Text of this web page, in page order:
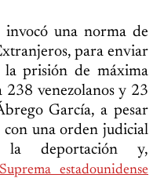
una norma de
para enviar
prisión de máxima
238 venezolanos y 23
García, a pesar
con una orden judicial
deportación y,
estadounidense